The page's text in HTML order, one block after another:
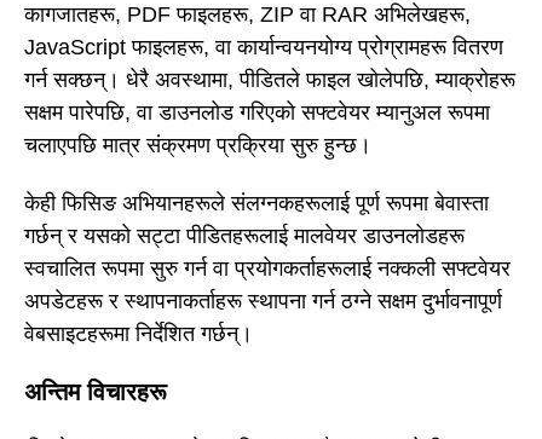
कागजातहरू, PDF फाइलहरू, ZIP वा RAR अभिलेखहरू,
JavaScript फाइलहरू, वा कार्यान्वयनयोग्य प्रोग्रामहरू वितरण
गर्न सक्छन्। धेरै अवस्थामा, पीडितले फाइल खोलेपछि, म्याक्रोहरू
सक्षम पारेपछि, वा डाउनलोड गरिएको सफ्टवेयर म्यानुअल रूपमा
चलाएपछि मात्र संक्रमण प्रक्रिया सुरु हुन्छ।
केही फिसिङ अभियानहरूले संलग्नकहरूलाई पूर्ण रूपमा बेवास्ता
गर्छन् र यसको सट्टा पीडितहरूलाई मालवेयर डाउनलोडहरू
स्वचालित रूपमा सुरु गर्न वा प्रयोगकर्ताहरूलाई नक्कली सफ्टवेयर
अपडेटहरू र स्थापनाकर्ताहरू स्थापना गर्न ठग्ने सक्षम दुर्भावनापूर्ण
वेबसाइटहरूमा निर्देशित गर्छन्।
अन्तिम विचारहरू